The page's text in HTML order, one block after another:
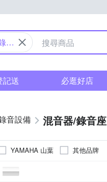
音
記送 必逛好店
音設備 混音器/錄音座
YAMAHA 山葉 其他品牌